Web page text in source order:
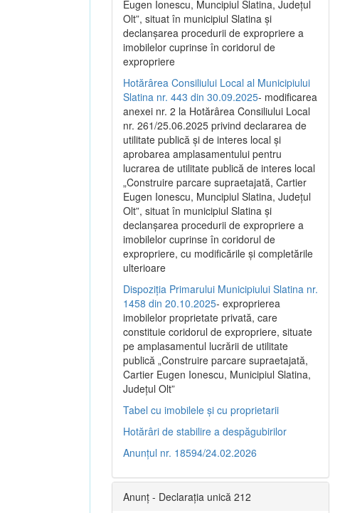
Eugen Ionescu, Muncipiul Slatina, Județul
Olt”, situat în municipiul Slatina și
declanșarea procedurii de expropriere a
imobilelor cuprinse în coridorul de
expropriere
Hotărârea Consiliului Local al Municipiului
Slatina nr. 443 din 30.09.2025- modificarea
anexei nr. 2 la Hotărârea Consiliului Local
nr. 261/25.06.2025 privind declararea de
utilitate publică şi de interes local şi
aprobarea amplasamentului pentru
lucrarea de utilitate publică de interes local
„Construire parcare supraetajată, Cartier
Eugen Ionescu, Muncipiul Slatina, Judeţul
Olt”, situat în municipiul Slatina şi
declanşarea procedurii de expropriere a
imobilelor cuprinse în coridorul de
expropriere, cu modificările şi completările
ulterioare
Dispoziția Primarului Municipiului Slatina nr.
1458 din 20.10.2025- exproprierea
imobilelor proprietate privată, care
constituie coridorul de expropriere, situate
pe amplasamentul lucrării de utilitate
publică „Construire parcare supraetajată,
Cartier Eugen Ionescu, Municipiul Slatina,
Județul Olt”
Tabel cu imobilele și cu proprietarii
Hotărâri de stabilire a despăgubirilor
Anunțul nr. 18594/24.02.2026
Anunț - Declarația unică 212